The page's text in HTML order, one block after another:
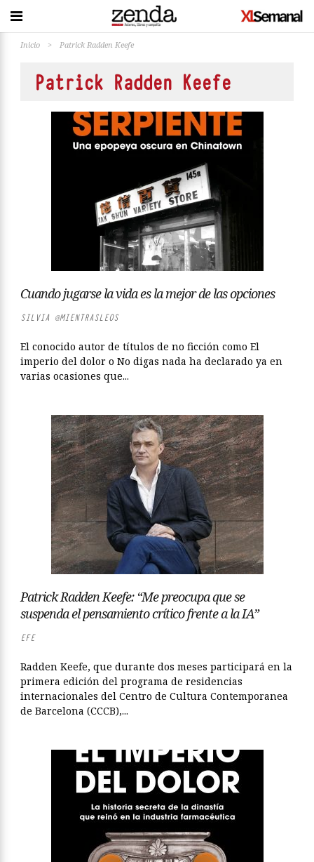
Inicio > Patrick Radden Keefe
Patrick Radden Keefe
Cuando jugarse la vida es la mejor de las opciones
SILVIA @MIENTRASLEOS
El conocido autor de títulos de no ficción como El
imperio del dolor o No digas nada ha declarado ya en
varias ocasiones que...
Patrick Radden Keefe: “Me preocupa que se
suspenda el pensamiento crítico frente a la IA”
EFE
Radden Keefe, que durante dos meses participará en la
primera edición del programa de residencias
internacionales del Centro de Cultura Contemporanea
de Barcelona (CCCB),...